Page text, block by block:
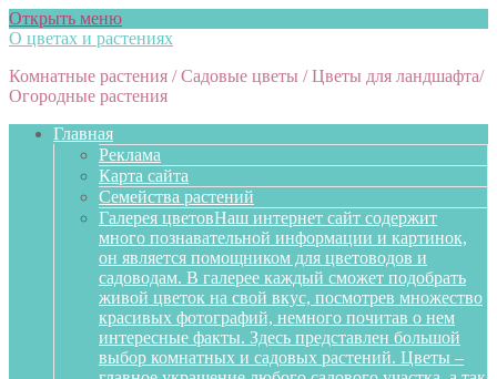
Открыть меню
О цветах и растениях
Комнатные растения / Садовые цветы / Цветы для ландшафта/
Огородные растения
Главная
Реклама
Карта сайта
Семейства растений
Галерея цветовНаш интернет сайт содержит
много познавательной информации и картинок,
он является помощником для цветоводов и
садоводам. В галерее каждый сможет подобрать
живой цветок на свой вкус, посмотрев множество
красивых фотографий, немного почитав о нем
интересные факты. Здесь представлен большой
выбор комнатных и садовых растений. Цветы –